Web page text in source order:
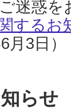
迷惑
するお
3日）
らせ